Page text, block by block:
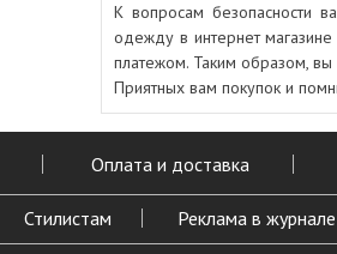
К вопросам безопасности
одежду в интернет
платежом. Таким образом, вы
Приятных вам покупок и
Оплата и доставка
Стилистам Реклама в журнале